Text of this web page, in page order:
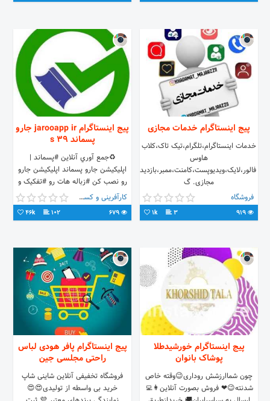
پیج اینستاگرام خدمات مجازی
خدمات اینستاگرام،تلگرام،تیک تاک،کلاب
هاوس
فالور،لایک،ویدیوپست،کامنت،ممبر،بازدید،شماره
مجازی. گ
فروشگاه
3
1k
پیج اینستاگرام jarooapp ir جارو
پسماند 39 s
♻️جمع آوري آنلاين #پسماند |
اپليکيشن جارو پسماند اپلیکیشن جارو
رو نصب کن #زباله هات رو #تفکیک و
#درآمدزایی کن پشتیبانی: 📲
09381132350 #جارو
کارآفرینی و کسب و کار
102
46k
پیج اینستاگرام خورشیدطلا
پوشاک بانوان
چون شماارزشش روداری😉وقته خاص
شدنته😉❤ فروش بصورت آنلاین👩‍💻
پیج اینستاگرام پافر هودی لباس
راحتی مجلسی جین
فروشگاه تخفیفی آنلاین شاینی شاپ
خرید بی واسطه از تولیدی😍😍